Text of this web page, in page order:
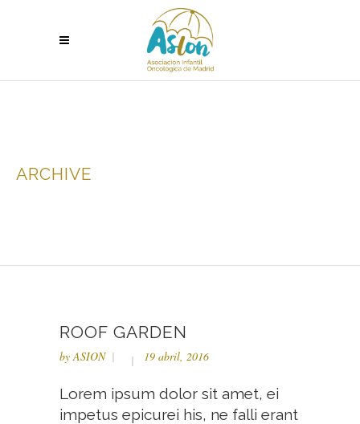
ARCHIVE
ROOF GARDEN
byASION 19 abril, 2016
Lorem ipsum dolor sit amet, ei
impetus epicurei his, ne falli erant